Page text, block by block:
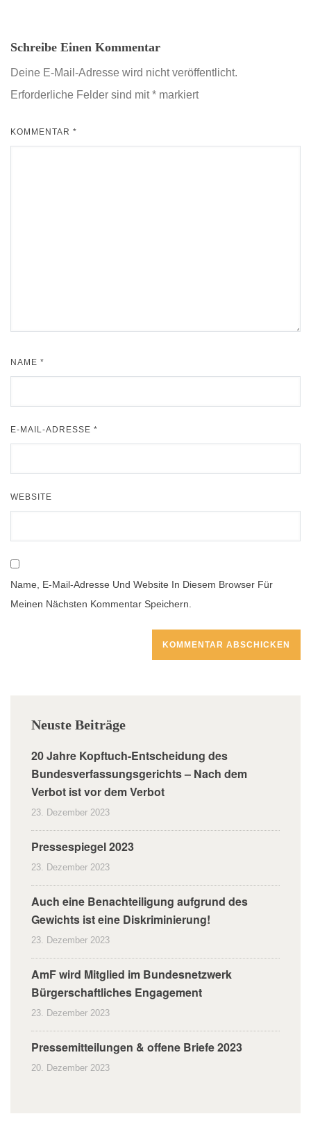
Schreibe Einen Kommentar
Deine E-Mail-Adresse wird nicht veröffentlicht.
Erforderliche Felder sind mit* markiert
KOMMENTAR *
NAME *
E-MAIL-ADRESSE *
WEBSITE
Name, E-Mail-Adresse Und Website In Diesem Browser Für
Meinen Nächsten Kommentar Speichern.
Neuste Beiträge
20 Jahre Kopftuch-Entscheidung des
Bundesverfassungsgerichts – Nach dem
Verbot ist vor dem Verbot
23. Dezember 2023
Pressespiegel 2023
23. Dezember 2023
Auch eine Benachteiligung aufgrund des
Gewichts ist eine Diskriminierung!
23. Dezember 2023
AmF wird Mitglied im Bundesnetzwerk
Bürgerschaftliches Engagement
23. Dezember 2023
Pressemitteilungen & offene Briefe 2023
20. Dezember 2023